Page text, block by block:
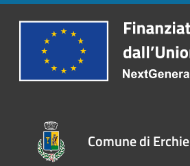
Comune di Erchie